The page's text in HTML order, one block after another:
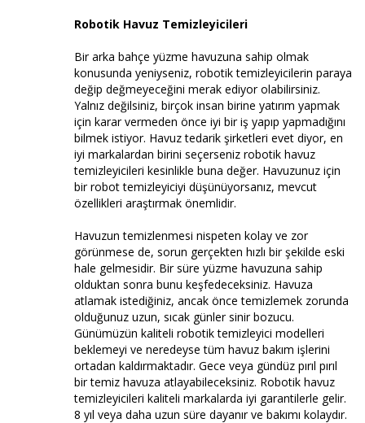
Robotik Havuz Temizleyicileri
Bir arka bahçe yüzme havuzuna sahip olmak
konusunda yeniyseniz, robotik temizleyicilerin paraya
değip değmeyeceğini merak ediyor olabilirsiniz.
Yalnız değilsiniz, birçok insan birine yatırım yapmak
için karar vermeden önce iyi bir iş yapıp yapmadığını
bilmek istiyor. Havuz tedarik şirketleri evet diyor, en
iyi markalardan birini seçerseniz robotik havuz
temizleyicileri kesinlikle buna değer. Havuzunuz için
bir robot temizleyiciyi düşünüyorsanız, mevcut
özellikleri araştırmak önemlidir.
Havuzun temizlenmesi nispeten kolay ve zor
görünmese de, sorun gerçekten hızlı bir şekilde eski
hale gelmesidir. Bir süre yüzme havuzuna sahip
olduktan sonra bunu keşfedeceksiniz. Havuza
atlamak istediğiniz, ancak önce temizlemek zorunda
olduğunuz uzun, sıcak günler sinir bozucu.
Günümüzün kaliteli robotik temizleyici modelleri
beklemeyi ve neredeyse tüm havuz bakım işlerini
ortadan kaldırmaktadır. Gece veya gündüz pırıl pırıl
bir temiz havuza atlayabileceksiniz. Robotik havuz
temizleyicileri kaliteli markalarda iyi garantilerle gelir.
8 yıl veya daha uzun süre dayanır ve bakımı kolaydır.